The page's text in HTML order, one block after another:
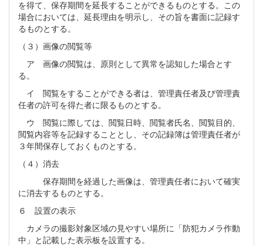
を得て、保存期間を延長することができるものとする。この
場合においては、延長理由を明示し、その旨を書面に記録す
るものとする。
（３）画像の閲覧等
ア 画像の閲覧は、原則として異常を認知した場合とす
る。
イ 閲覧をすることができる者は、管理責任者及び管理責
任者の許可を得た者に限るものとする。
ウ 閲覧に際しては、閲覧日時、閲覧者氏名、閲覧目的、
閲覧内容等を記録することとし、その記録簿は管理責任者が
３年間保存しておくものとする。
（４）消去
保存期間を経過した画像は、管理責任者において確実
に消去するものとする。
６ 設置の表示
カメラの撮影対象区域の見やすい場所に「防犯カメラ作動
中」と記載した表示板を設置する。